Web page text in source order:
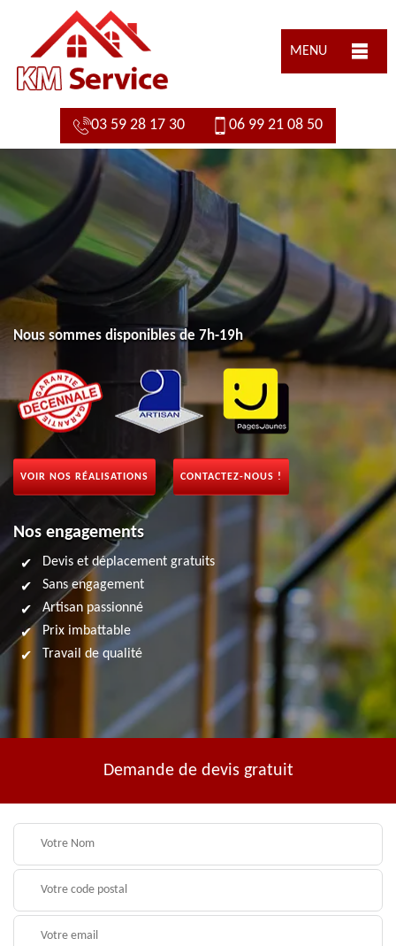
MENU
03 59 28 17 30 06 99 21 08 50
Nous sommes disponibles de 7h-19h
VOIR NOS RÉALISATIONS CONTACTEZ-NOUS !
Nos engagements
Devis et déplacement gratuits
Sans engagement
Artisan passionné
Prix imbattable
Travail de qualité
Demande de devis gratuit